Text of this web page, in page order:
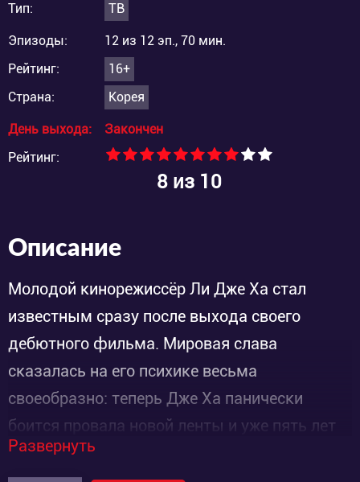
Тип:
ТВ
Эпизоды:
12 из 12 эп., 70 мин.
Рейтинг:
16+
Страна:
Корея
День выхода:
Закончен
Рейтинг:
8из 10
Описание
Молодой кинорежиссёр Ли Дже Ха стал
известным сразу после выхода своего
дебютного фильма. Мировая слава
сказалась на его психике весьма
своеобразно: теперь Дже Ха панически
боится провала новой ленты и уже пять лет
ни над чем не работает. Взяв себя в руки,
Развернуть